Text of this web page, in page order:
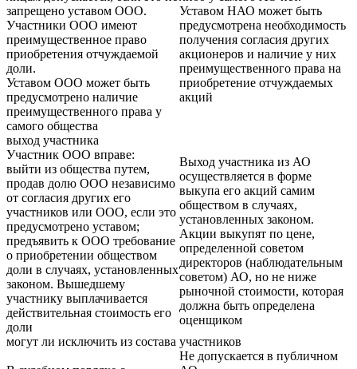
запрещено уставом ООО.
Участники ООО имеют
преимущественное право
приобретения отчуждаемой
доли.
Уставом ООО может быть
предусмотрено наличие
преимущественного права у
самого общества
Уставом НАО может быть
предусмотрена необходимость
получения согласия других
акционеров и наличие у них
преимущественного права на
приобретение отчуждаемых
акций
выход участника
Участник ООО вправе:
выйти из общества путем,
продав долю ООО независимо
от согласия других его
участников или ООО, если это
предусмотрено уставом;
предъявить к ООО требование
о приобретении обществом
доли в случаях, установленных
законом. Вышедшему
участнику выплачивается
действительная стоимость его
доли
Выход участника из АО
осуществляется в форме
выкупа его акций самим
обществом в случаях,
установленных законом.
Акции выкупят по цене,
определенной советом
директоров (наблюдательным
советом) АО, но не ниже
рыночной стоимости, которая
должна быть определена
оценщиком
могут ли исключить из состава участников
Не допускается в публичном